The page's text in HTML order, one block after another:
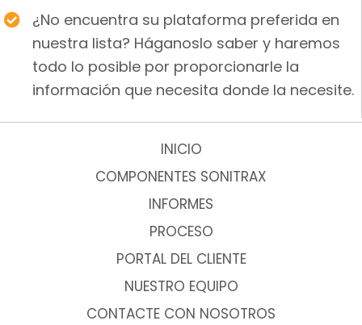
¿No encuentra su plataforma preferida en
nuestra lista? Háganoslo saber y haremos
todo lo posible por proporcionarle la
información que necesita donde la necesite.
INICIO
COMPONENTES SONITRAX
INFORMES
PROCESO
PORTAL DEL CLIENTE
NUESTRO EQUIPO
CONTACTE CON NOSOTROS